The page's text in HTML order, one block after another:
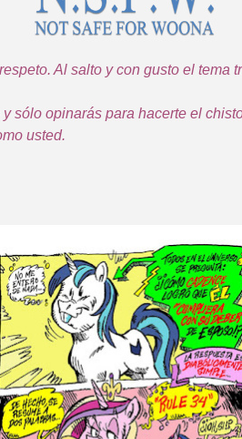
Al salto y con gusto el tema
sólo opinarás para hacerte el
usted.